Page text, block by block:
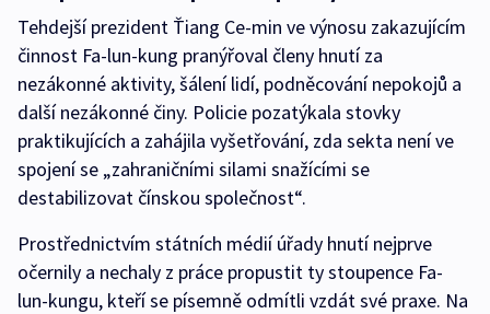
Tehdejší prezident Ťiang Ce-min ve výnosu zakazujícím
činnost Fa-lun-kung pranýřoval členy hnutí za
nezákonné aktivity, šálení lidí, podněcování nepokojů a
další nezákonné činy. Policie pozatýkala stovky
praktikujících a zahájila vyšetřování, zda sekta není ve
spojení se „zahraničními silami snažícími se
destabilizovat čínskou společnost“.
Prostřednictvím státních médií úřady hnutí nejprve
očernily a nechaly z práce propustit ty stoupence Fa-
lun-kungu, kteří se písemně odmítli vzdát své praxe. Na